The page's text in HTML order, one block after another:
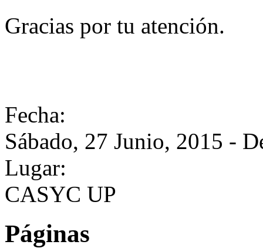
Gracias por tu atención.
Fecha:
Sábado, 27 Junio, 2015 -
Lugar:
CASYC UP
Páginas